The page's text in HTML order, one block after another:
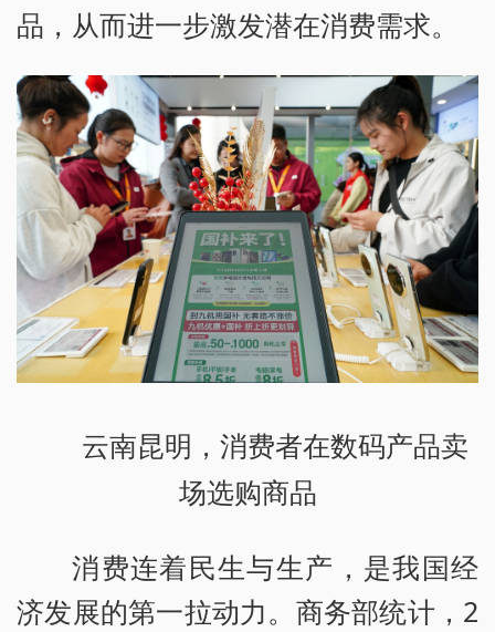
品，从而进一步激发潜在消费需求。
云南昆明，消费者在数码产品卖
场选购商品
消费连着民生与生产，是我国经
济发展的第一拉动力。商务部统计，2